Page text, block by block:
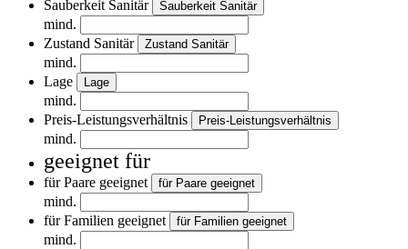
Sauberkeit Sanitär
Sauberkeit Sanitär
mind.
Zustand Sanitär
Zustand Sanitär
mind.
Lage
Lage
mind.
Preis-Leistungsverhältnis
Preis-Leistungsverhältnis
mind.
geeignet für
für Paare geeignet für Paare geeignet
mind.
für Familien geeignet
für Familien geeignet
mind.